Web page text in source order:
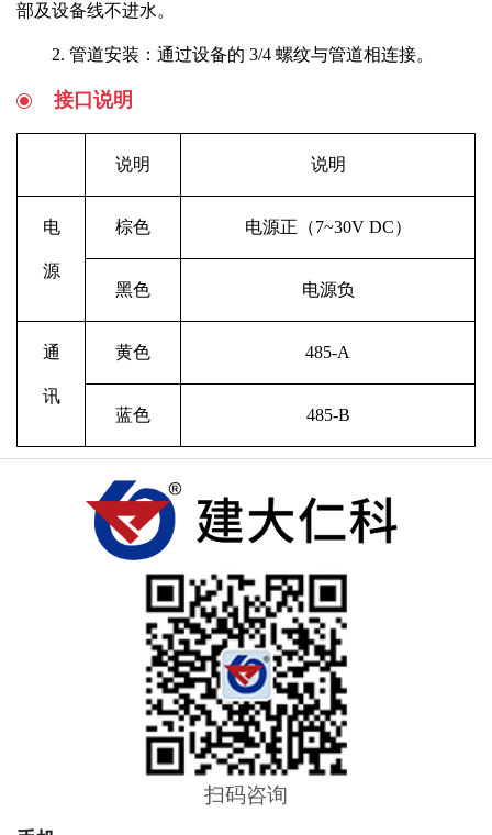
部及设备线不进水。
2. 管道安装：通过设备的 3/4 螺纹与管道相连接。
接口说明
说明 说明
电
源
棕色 电源正（7~30V DC）
黑色 电源负
通
讯
黄色 485-A
蓝色 485-B
扫码咨询